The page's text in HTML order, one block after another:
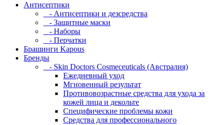
Антисептики
- Антисептики и дезсредства
- Защитные маски
- Наборы
- Перчатки
Брашинги Kapous
Бренды
- Skin Doctors Cosmeceuticals (Австралия)
Ежедневный уход
Мгновенный результат
Противовозрастные средства для ухода за
кожей лица и декольте
Специфические проблемы кожи
Средства для профессионального